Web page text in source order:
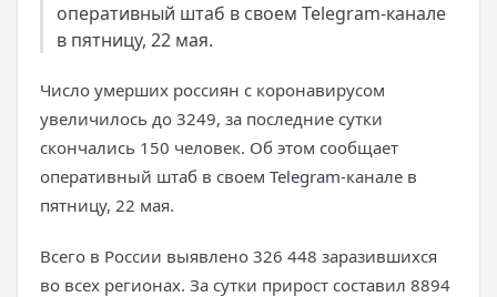
оперативный штаб в своем Telegram-канале
в пятницу, 22 мая.
Число умерших россиян с коронавирусом
увеличилось до 3249, за последние сутки
скончались 150 человек. Об этом сообщает
оперативный штаб в своем Telegram-канале в
пятницу, 22 мая.
Всего в России выявлено 326 448 заразившихся
во всех регионах. За сутки прирост составил 8894